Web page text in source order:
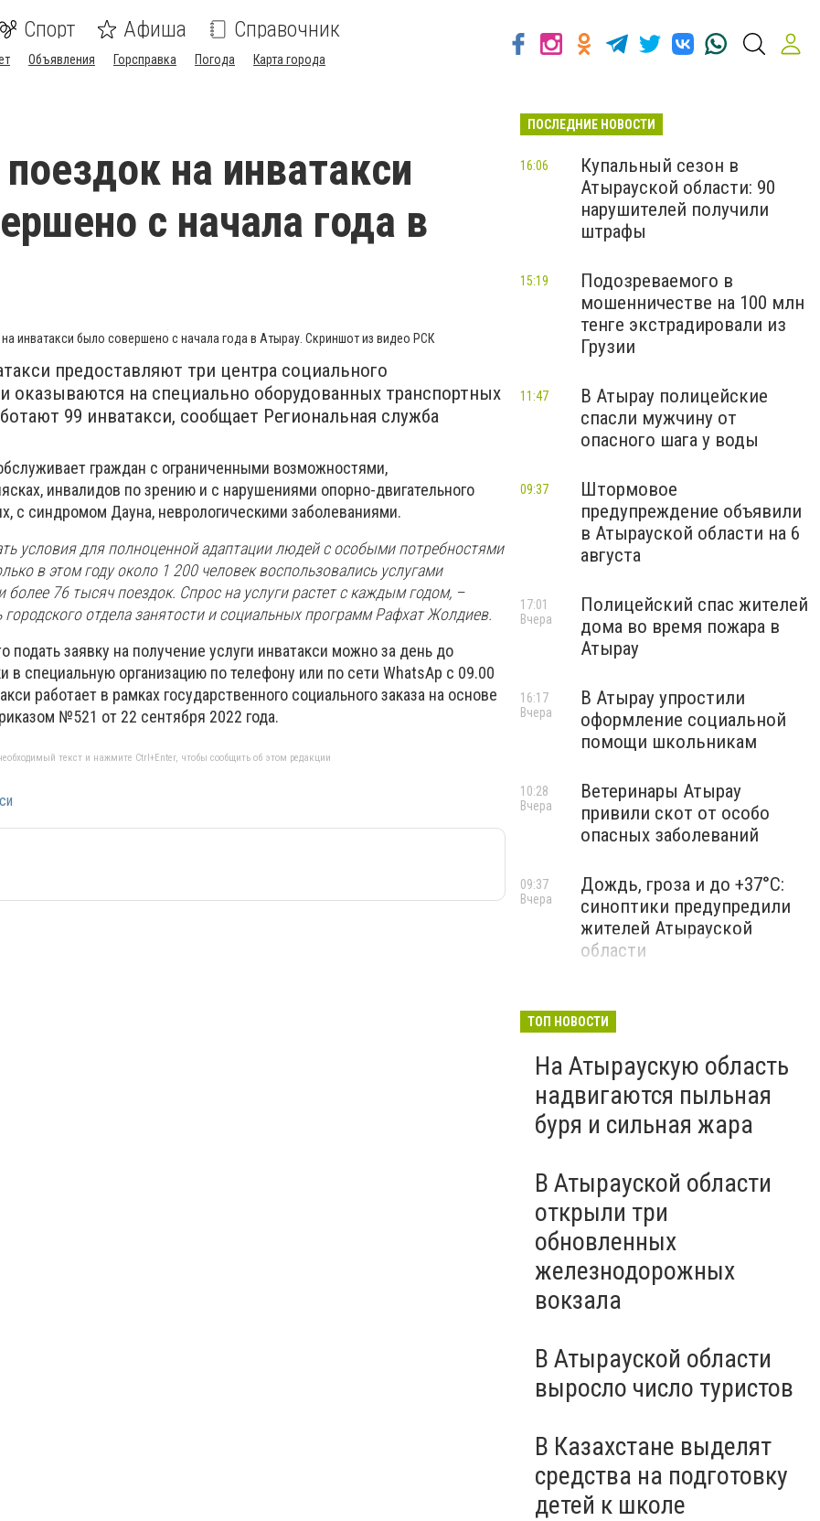
Спорт Афиша Справочник
Объявления Горсправка Погода Карта города
на инватакси
с начала года в
инватакси было совершено с начала года в Атырау. Скриншот из видео РСК
предоставляют три центра социального
оказываются на специально оборудованных транспортных
99 инватакси, сообщает Региональная служба
граждан с ограниченными возможностями,
инвалидов по зрению и с нарушениями опорно-двигательного
с синдромом Дауна, неврологическими заболеваниями.
условия для полноценной адаптации людей с особыми потребностями
в этом году около 1 200 человек воспользовались услугами
более 76 тысяч поездок. Спрос на услуги растет с каждым годом, –
отдела занятости и социальных программ Рафхат Жолдиев.
подать заявку на получение услуги инватакси можно за день до
в специальную организацию по телефону или по сети WhatsAp с 09.00
работает в рамках государственного социального заказа на основе
№521 от 22 сентября 2022 года.
текст и нажмите Ctrl+Enter, чтобы сообщить об этом редакции
ПОСЛЕДНИЕ НОВОСТИ
Купальный сезон в
Атырауской области: 90
нарушителей получили
штрафы
16:06
Подозреваемого в
мошенничестве на 100 млн
тенге экстрадировали из
Грузии
15:19
В Атырау полицейские
спасли мужчину от
опасного шага у воды
11:47
Штормовое
предупреждение объявили
в Атырауской области на 6
августа
09:37
Полицейский спас жителей
дома во время пожара в
Атырау
17:01
Вчера
В Атырау упростили
оформление социальной
помощи школьникам
16:17
Вчера
Ветеринары Атырау
привили скот от особо
опасных заболеваний
10:28
Вчера
Дождь, гроза и до +37°C:
синоптики предупредили
жителей Атырауской
области
09:37
Вчера
ТОП НОВОСТИ
На Атыраускую область
надвигаются пыльная
буря и сильная жара
В Атырауской области
открыли три
обновленных
железнодорожных
вокзала
В Атырауской области
выросло число туристов
В Казахстане выделят
средства на подготовку
детей к школе